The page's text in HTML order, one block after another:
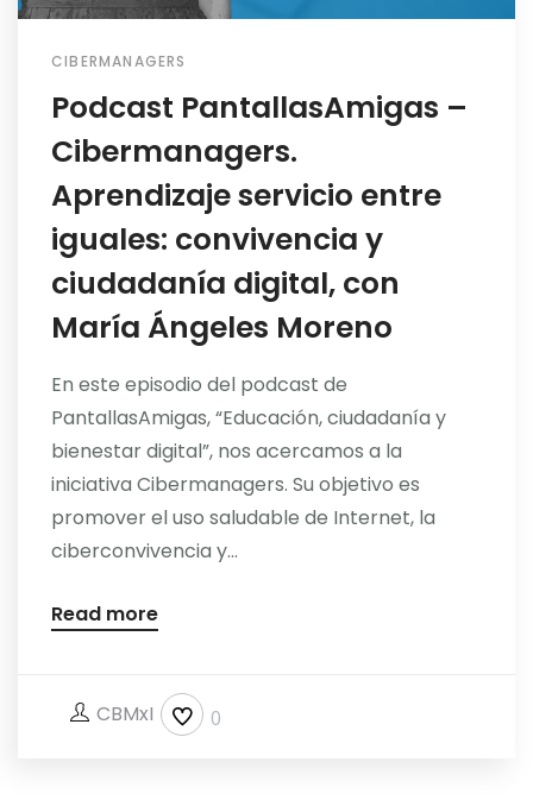
CIBERMANAGERS
Podcast PantallasAmigas –
Cibermanagers.
Aprendizaje servicio entre
iguales: convivencia y
ciudadanía digital, con
María Ángeles Moreno
En este episodio del podcast de
PantallasAmigas, “Educación, ciudadanía y
bienestar digital”, nos acercamos a la
iniciativa Cibermanagers. Su objetivo es
promover el uso saludable de Internet, la
ciberconvivencia y...
Read more
CBMxI 0